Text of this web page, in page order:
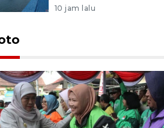
10 jam lalu